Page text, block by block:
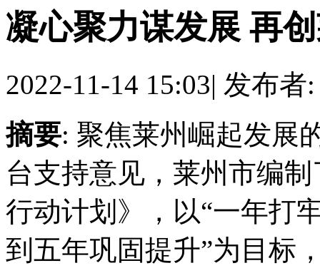
凝心聚力谋发展 再
2022-11-14 15:03| 发布者
摘要: 聚焦莱州崛起发展
台支持意见，莱州市编
行动计划》，以“一年打
到五年巩固提升”为目标